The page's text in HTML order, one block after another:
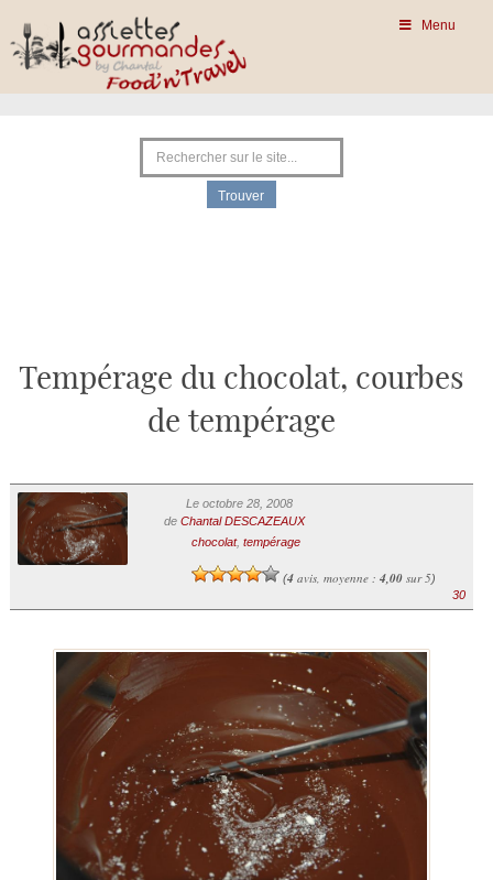
Menu
Tempérage du chocolat, courbes
de tempérage
Le octobre 28, 2008
de Chantal DESCAZEAUX
chocolat, tempérage
(4avis, moyenne : 4,00sur 5)
30